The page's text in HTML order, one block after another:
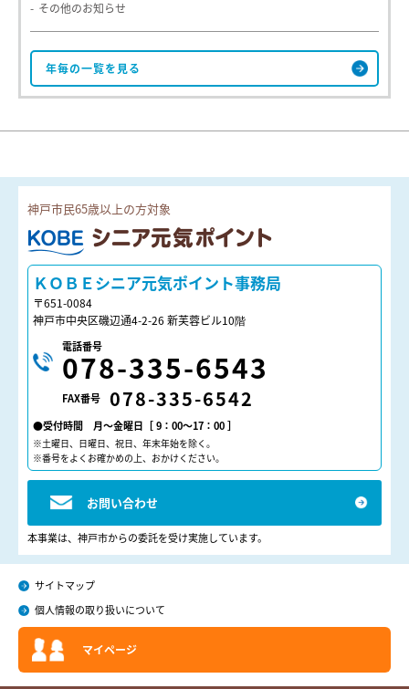
その他のお知らせ
神戸市民65歳以上の方対象
ＫＯＢＥシニア元気ポイント
ＫＯＢＥシニア元気ポイント事務局
〒651-0084
神戸市中央区磯辺通4-2-26 新芙蓉ビル10階
電話番号
078-335-6543
FAX番号 078-335-6542
●受付時間 月～金曜日［ 9：00～17：00 ］
※土曜日、日曜日、祝日、年末年始を除く。
※番号をよくお確かめの上、おかけください。
お問い合わせ
本事業は、神戸市からの委託を受け実施しています。
サイトマップ
個人情報の取り扱いについて
マイページ